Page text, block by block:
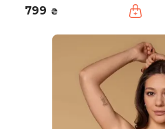
799 ₴